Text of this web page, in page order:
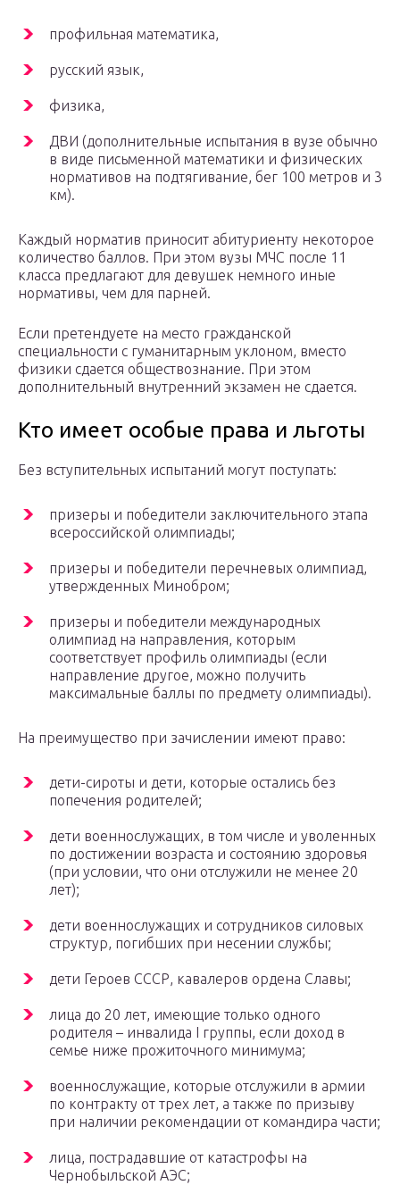
профильная математика,
русский язык,
физика,
ДВИ (дополнительные испытания в вузе обычно
в виде письменной математики и физических
нормативов на подтягивание, бег 100 метров и 3
км).
Каждый норматив приносит абитуриенту некоторое
количество баллов. При этом вузы МЧС после 11
класса предлагают для девушек немного иные
нормативы, чем для парней.
Если претендуете на место гражданской
специальности с гуманитарным уклоном, вместо
физики сдается обществознание. При этом
дополнительный внутренний экзамен не сдается.
Кто имеет особые права и льготы
Без вступительных испытаний могут поступать:
призеры и победители заключительного этапа
всероссийской олимпиады;
призеры и победители перечневых олимпиад,
утвержденных Минобром;
призеры и победители международных
олимпиад на направления, которым
соответствует профиль олимпиады (если
направление другое, можно получить
максимальные баллы по предмету олимпиады).
На преимущество при зачислении имеют право:
дети-сироты и дети, которые остались без
попечения родителей;
дети военнослужащих, в том числе и уволенных
по достижении возраста и состоянию здоровья
(при условии, что они отслужили не менее 20
лет);
дети военнослужащих и сотрудников силовых
структур, погибших при несении службы;
дети Героев СССР, кавалеров ордена Славы;
лица до 20 лет, имеющие только одного
родителя – инвалида I группы, если доход в
семье ниже прожиточного минимума;
военнослужащие, которые отслужили в армии
по контракту от трех лет, а также по призыву
при наличии рекомендации от командира части;
лица, пострадавшие от катастрофы на
Чернобыльской АЭС;